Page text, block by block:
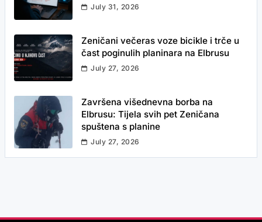
July 31, 2026
Zeničani večeras voze bicikle i trče u
čast poginulih planinara na Elbrusu
July 27, 2026
Završena višednevna borba na
Elbrusu: Tijela svih pet Zeničana
spuštena s planine
July 27, 2026